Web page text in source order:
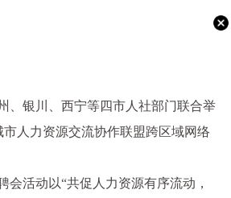
、银川、西宁等四市人社部门联合举
市人力资源交流协作联盟跨区域网络
会活动以“共促人力资源有序流动，